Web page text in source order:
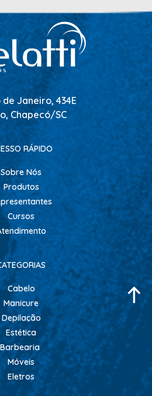
de Janeiro, 434E
Chapecó/SC
RÁPIDO
Sobre Nós
Produtos
Cursos
Cabelo
Manicure
Depilação
Estética
Barbearia
Móveis
Eletros